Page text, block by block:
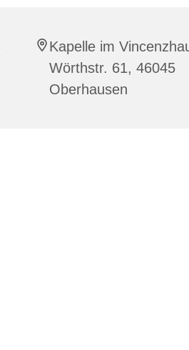
Kapelle im
Wörthstr. 61, 46045
Oberhausen